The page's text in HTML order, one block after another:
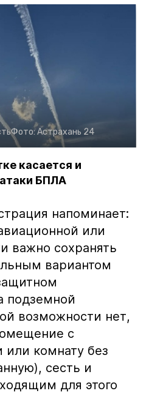
Фото:Астрахань 24
касается и
БПЛА
напоминает:
или
важно сохранять
вариантом
подземной
возможности нет,
с
комнату без
сесть и
для этого